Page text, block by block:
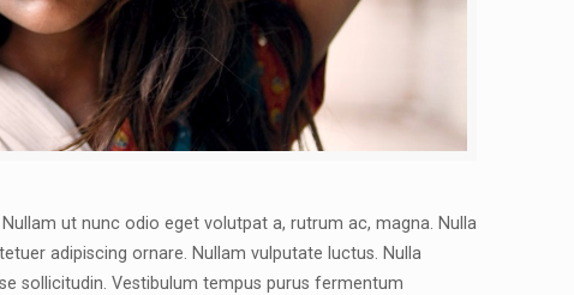
ut nunc odio eget volutpat a, rutrum ac, magna. Nulla
adipiscing ornare. Nullam vulputate luctus. Nulla
sollicitudin. Vestibulum tempus purus fermentum